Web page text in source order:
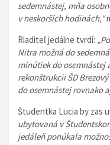
sedemnástej, mňa
v neskorších hodinách,“
Riaditeľ jedálne tvrdí:
Nitra možná do
minútiek do osemnástej
rekonštrukcii ŠD
do osemnástej rovnako
Študentka Lucia by zas
ubytovaná v
jedáleň ponúkala